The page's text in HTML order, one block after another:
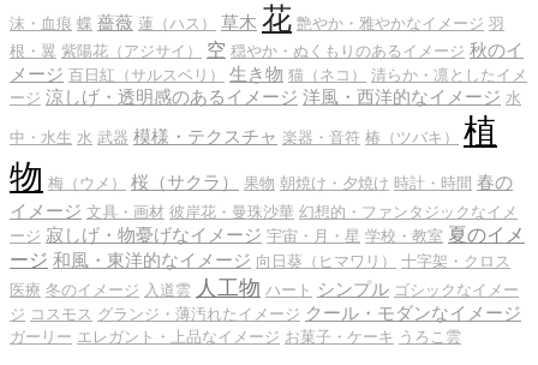
沫・血痕 蝶 薔薇 蓮（ハス） 草木 花 艶やか・雅やかなイメージ 羽
根・翼 紫陽花（アジサイ） 空 穏やか・ぬくもりのあるイメージ 秋のイ
メージ 百日紅（サルスベリ） 生き物 猫（ネコ）
清らか・凛としたイメ
ージ 涼しげ・透明感のあるイメージ 洋風・西洋的なイメージ 水
中・水生 水 武器 模様・テクスチャ 楽器・音符 椿（ツバキ）
植
物 梅（ウメ） 桜（サクラ） 果物 朝焼け・夕焼け 時計・時間 春の
イメージ 文具・画材 彼岸花・曼珠沙華 幻想的・ファンタジックなイメ
ージ 寂しげ・物憂げなイメージ 宇宙・月・星 学校・教室 夏のイメ
ージ 和風・東洋的なイメージ 向日葵（ヒマワリ）
十字架・クロス
医療 冬のイメージ 入道雲 人工物 ハート シンプル ゴシックなイメー
ジ コスモス グランジ・薄汚れたイメージ クール・モダンなイメージ
ガーリー エレガント・上品なイメージ お菓子・ケーキ うろこ雲